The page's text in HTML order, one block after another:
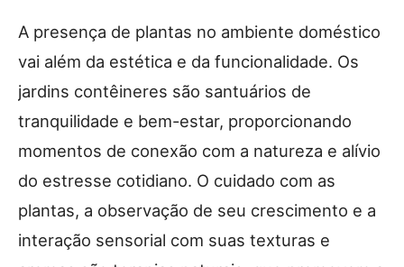
A presença de plantas no ambiente doméstico
vai além da estética e da funcionalidade. Os
jardins contêineres são santuários de
tranquilidade e bem-estar, proporcionando
momentos de conexão com a natureza e alívio
do estresse cotidiano. O cuidado com as
plantas, a observação de seu crescimento e a
interação sensorial com suas texturas e